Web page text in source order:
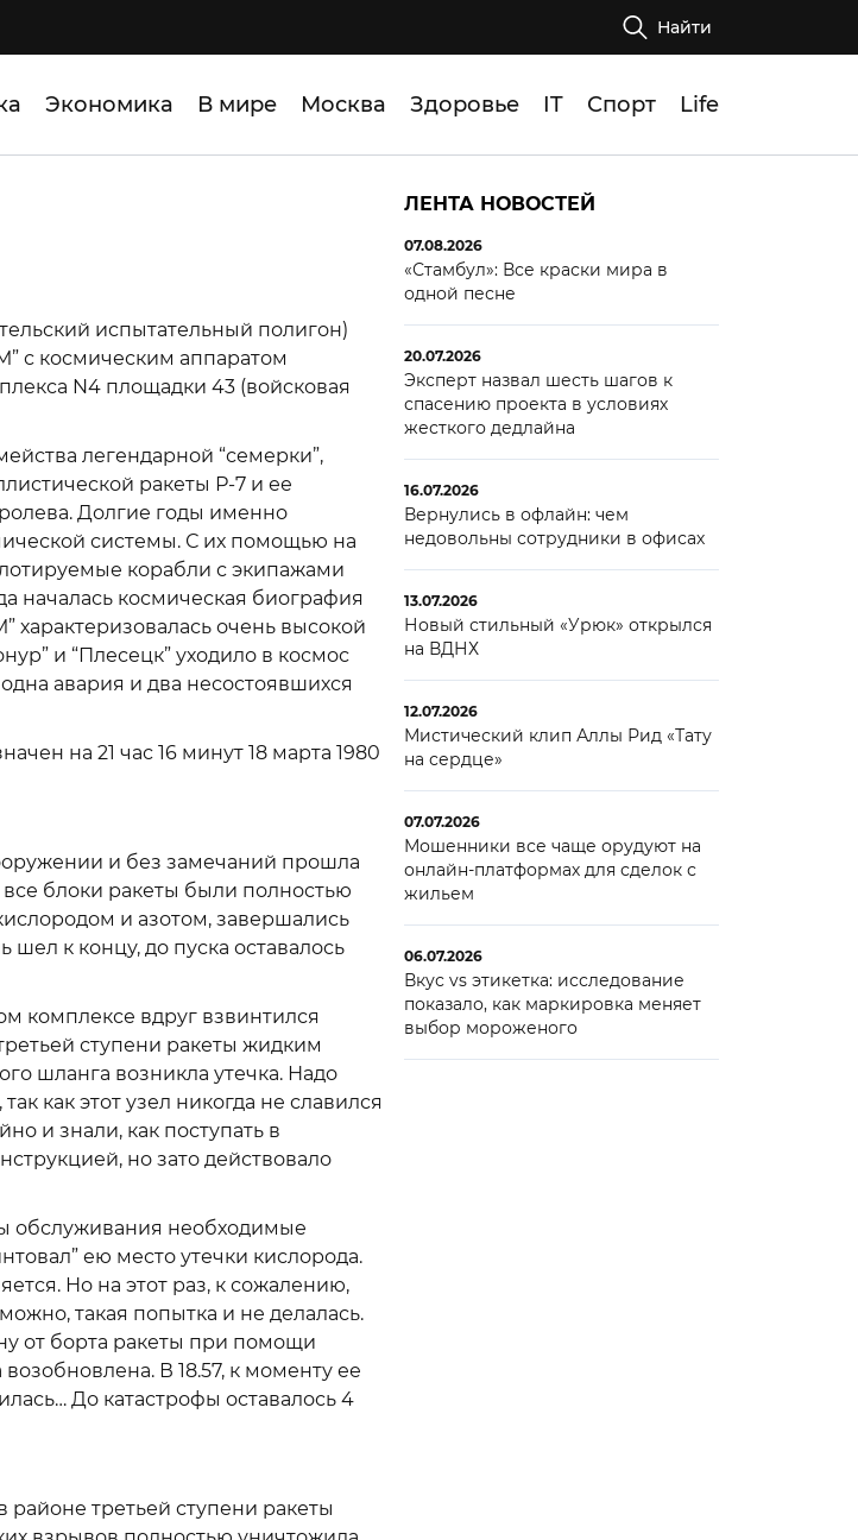
Найти
Экономика В мире Москва Здоровье IT Спорт Life
испытательный полигон)
с космическим аппаратом
N4 площадки 43 (войсковая
легендарной “семерки”,
ракеты Р-7 и ее
Долгие годы именно
системы. С их помощью на
корабли с экипажами
началась космическая биография
характеризовалась очень высокой
и “Плесецк” уходило в космос
авария и два несостоявшихся
на 21 час 16 минут 18 марта 1980
и без замечаний прошла
блоки ракеты были полностью
и азотом, завершались
к концу, до пуска оставалось
комплексе вдруг взвинтился
ступени ракеты жидким
шланга возникла утечка. Надо
как этот узел никогда не славился
и знали, как поступать в
но зато действовало
обслуживания необходимые
ею место утечки кислорода.
Но на этот раз, к сожалению,
такая попытка и не делалась.
от борта ракеты при помощи
В 18.57, к моменту ее
До катастрофы оставалось 4
районе третьей ступени ракеты
ЛЕНТА НОВОСТЕЙ
07.08.2026
«Стамбул»: Все краски мира в
одной песне
20.07.2026
Эксперт назвал шесть шагов к
спасению проекта в условиях
жесткого дедлайна
16.07.2026
Вернулись в офлайн: чем
недовольны сотрудники в офисах
13.07.2026
Новый стильный «Урюк» открылся
на ВДНХ
12.07.2026
Мистический клип Аллы Рид «Тату
на сердце»
07.07.2026
Мошенники все чаще орудуют на
онлайн-платформах для сделок с
жильем
06.07.2026
Вкус vs этикетка: исследование
показало, как маркировка меняет
выбор мороженого